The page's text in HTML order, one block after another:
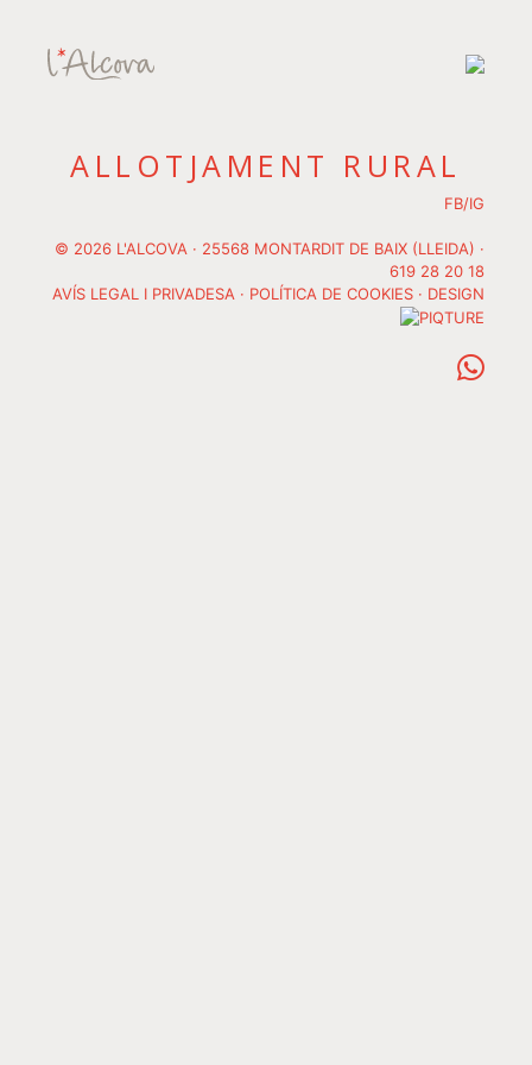
ALLOTJAMENT RURAL
FB/IG
© 2026 L'ALCOVA · 25568 MONTARDIT DE BAIX (LLEIDA) ·
619 28 20 18
AVÍS LEGAL I PRIVADESA · POLÍTICA DE COOKIES · DESIGN